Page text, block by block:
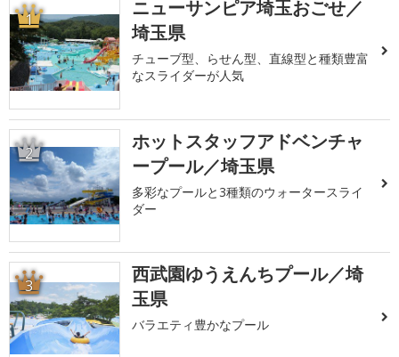
1
ニューサンピア埼玉おごせ／
埼玉県
チューブ型、らせん型、直線型と種類豊富
なスライダーが人気
2
ホットスタッフアドベンチャ
ープール／埼玉県
多彩なプールと3種類のウォータースライ
ダー
3
西武園ゆうえんちプール／埼
玉県
バラエティ豊かなプール